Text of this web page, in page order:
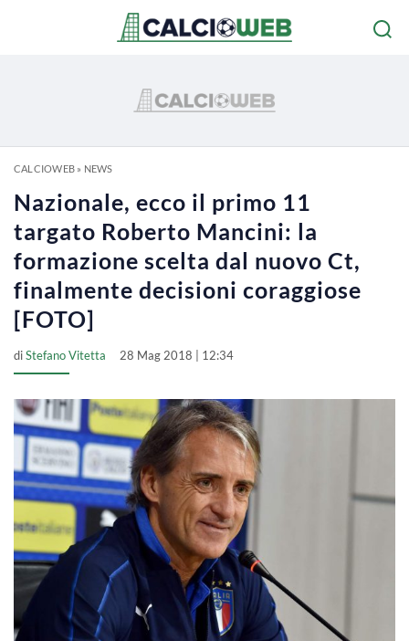
CALCIOWEB» NEWS
Nazionale, ecco il primo 11
targato Roberto Mancini: la
formazione scelta dal nuovo Ct,
finalmente decisioni coraggiose
[FOTO]
diStefano Vitetta 28 Mag 2018 | 12:34